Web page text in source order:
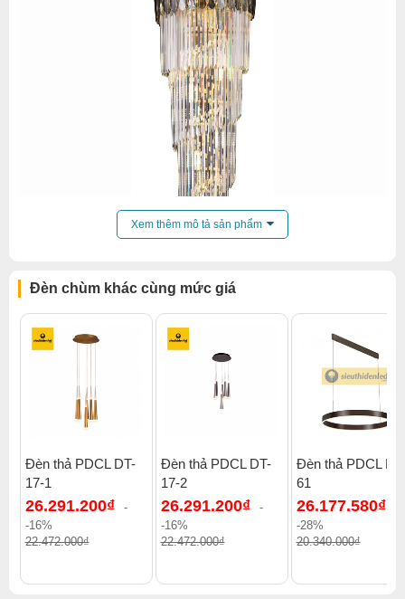
Click để xem thêm chiết khấu, quà tặng và khuyến mãi của
đèn chùm.
Xem thêm:
Đèn chùm hiện đại Đèn chùm treo thả,
Đèn chùm pha lê
Đèn chùm thông tầng
Xem thêm mô tả sản phẩm
Đèn chùm khác cùng mức giá
Đèn thả PDCL DT-
17-1
26.291.200₫
-
-16%
22.472.000₫
Đèn thả PDCL DT-
17-2
26.291.200₫
-
-16%
22.472.000₫
Đèn thả PDCL
61
26.177.580₫
-28%
20.340.000₫